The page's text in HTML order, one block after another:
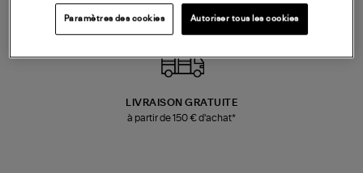
LIVRAISON GRATUITE
à partir de 150 € d'achat*
Paramètres des cookies Autoriser tous les cookies